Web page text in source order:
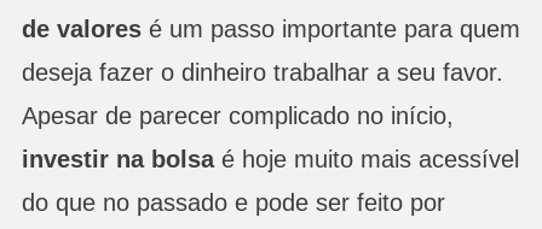
de valoresé um passo importante para quem
deseja fazer o dinheiro trabalhar a seu favor.
Apesar de parecer complicado no início,
investir na bolsa é hoje muito mais acessível
do que no passado e pode ser feito por